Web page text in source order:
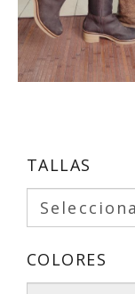
TALLAS
COLORES